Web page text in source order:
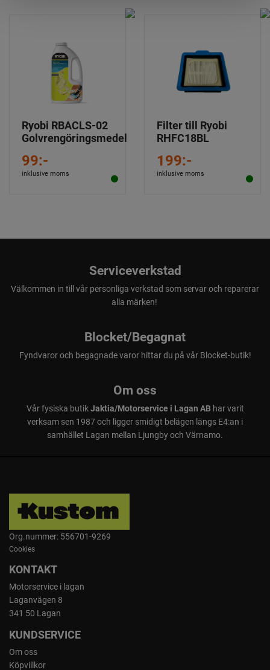
Ryobi RBACLS-02
Golvrengöringsmedel
99:-
inklusive moms
Filter till Ryobi
RHFC18BL
199:-
inklusive moms
Serviceverkstad
Välkommen in till vår personliga verkstad som servar och reparerar
alla märken!
Blocket/Begagnat
Fyndvaror och begagnade varor hittar du på vår Blocket-butik!
Om oss
Vår fysiska butikJaktia/Motorservice i Lagan ABhar varit
verksam sen 1987 och ligger smidigt belägen längs E4:an i
samhället Lagan mellan Ljungby och Värnamo.
Org.nummer: 556701-9269
Cookies
KONTAKT
Motorservice i lagan
Laganvägen 8
341 50 Lagan
KUNDSERVICE
Om oss
Köpvillkor